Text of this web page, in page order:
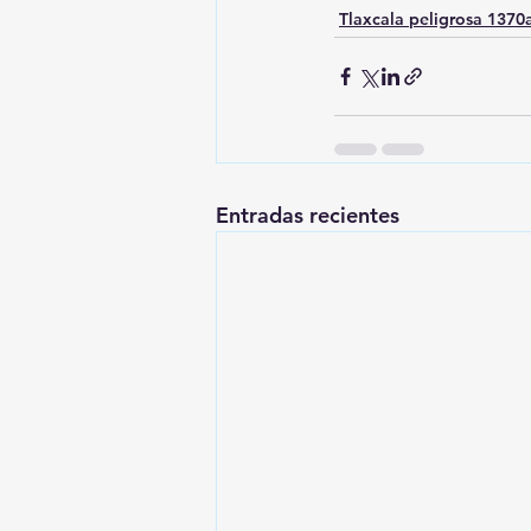
Tlaxcala peligrosa
Entradas recientes